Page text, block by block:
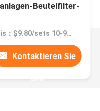
Beutelfilter-
Preis：$9.80/sets 10-99 sets
Kontaktieren Sie
uns